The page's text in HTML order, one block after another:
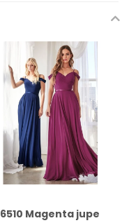
6510 Magenta jupe